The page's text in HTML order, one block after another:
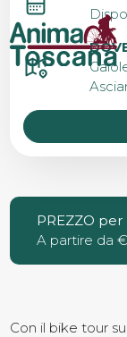
EROICA
PREZZO
A partire da
Con il bike tour